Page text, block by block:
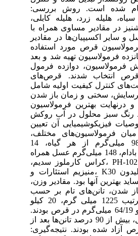
شده است. روش بررسی:
هلیله زرد، هلیله کابلی،
در مقادیر مساوی همراه با
سایر اکسیپیان‌ها در مقادیر
قرص مورد استفاده
فرمولاسیون تهیه شد و بعد
دوازده فرمول
انتخاب شدند. قرص‌های
کنترل کیفیت اولیه شامل
سختی و زمان باز شدن
بهترین فرمولاسیون
سبز محلول در آب روکش
فیزیکوشیمیایی آن تعیین
فرمولاسیون‌های مختلف،
قرص حاوی 98 میلی‌گرم از هر گیاه، 14
میلی‌گرم روغن بادام، 148 میلی‌گرم عسل همراه
الکتوز، آویسل 102-PH ،کراس کارملوز سدیم،
پلی وینیل پیرولیدون K30 ،منیزیم استئارات و
آنها بود. مقادیر وزن،
تانن‌های تام بر حسب
پیروگالول به ترتیب 1225 میلی گرم، 20 کیلو
پوند، 25 دقیقه و 64/19 میلی‌گرم در قرص بودند.
در آزمون انحلال، بیش از 90 درصد تانن‌ها بعد از
آزاد شده بودند. نتیجه‌گیری: